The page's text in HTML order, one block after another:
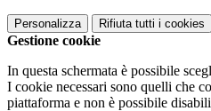
Personalizza Rifiuta tutti i cookies
Gestione cookie
In questa schermata è possibile
I cookie necessari sono quelli che
piattaforma e non è possibile